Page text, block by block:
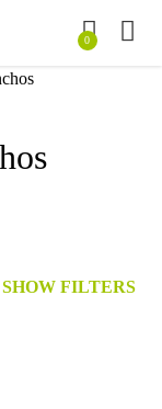
0
SHOW FILTERS